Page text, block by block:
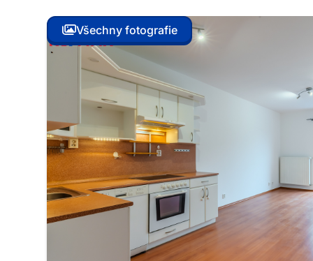
Všechny fotografie